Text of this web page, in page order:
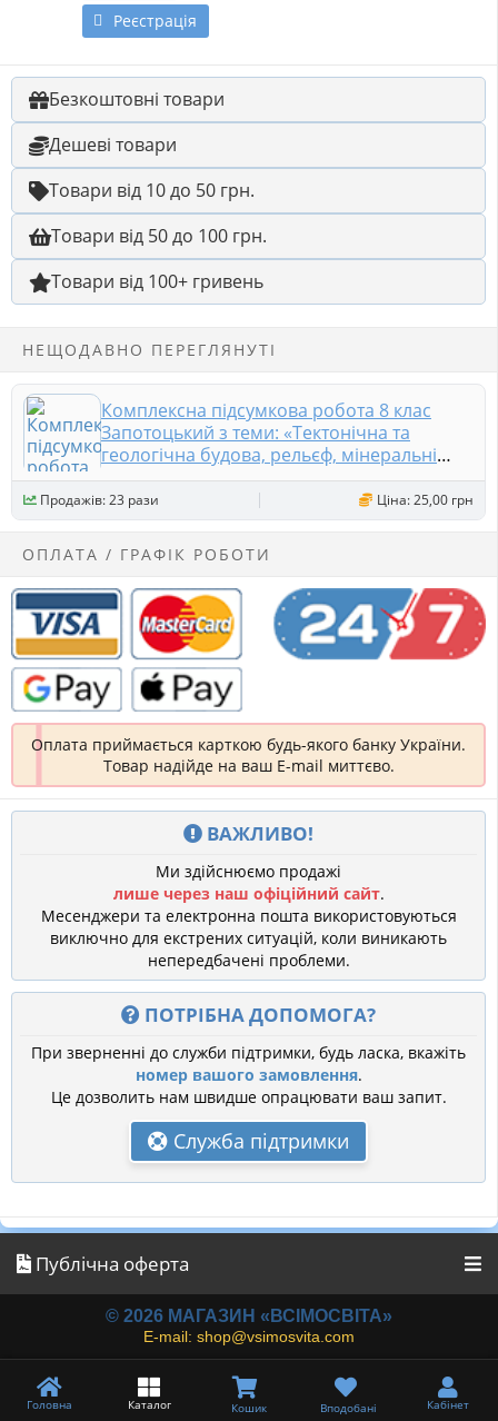
Реєстрація
Безкоштовні товари
Дешеві товари
Товари від 10 до 50 грн.
Товари від 50 до 100 грн.
Товари від 100+ гривень
НЕЩОДАВНО ПЕРЕГЛЯНУТІ
Комплексна підсумкова робота 8 клас
Запотоцький з теми: «Тектонічна та
геологічна будова, рельєф, мінеральні
ресурси» за ГР
Продажів: 23 рази Ціна: 25,00 грн
ОПЛАТА / ГРАФІК РОБОТИ
Оплата приймається карткою будь-якого банку України.
Товар надійде на ваш E-mail миттєво.
ВАЖЛИВО!
Ми здійснюємо продажі
лише через наш офіційний сайт.
Месенджери та електронна пошта використовуються
виключно для екстрених ситуацій, коли виникають
непередбачені проблеми.
ПОТРІБНА ДОПОМОГА?
При зверненні до служби підтримки, будь ласка, вкажіть
номер вашого замовлення.
Це дозволить нам швидше опрацювати ваш запит.
Служба підтримки
Публічна оферта
© 2026 МАГАЗИН «ВСІМОСВІТА»
E-mail: shop@vsimosvita.com
Головна Каталог Кошик Вподобані Кабінет